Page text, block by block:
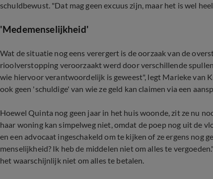
schuldbewust. "Dat mag geen excuus zijn, maar het is wel
'Medemenselijkheid'
Wat de situatie nog eens verergert is de oorzaak van de
rioolverstopping veroorzaakt werd door verschillende
wie hiervoor verantwoordelijk is geweest", legt Marieke van
ook geen 'schuldige' van wie ze geld kan claimen via een
Hoewel Quinta nog geen jaar in het huis woonde, zit ze nu
haar woning kan simpelweg niet, omdat de poep nog uit de
en een advocaat ingeschakeld om te kijken of ze ergens nog
menselijkheid? Ik heb de middelen niet om alles te
het waarschijnlijk niet om alles te betalen.